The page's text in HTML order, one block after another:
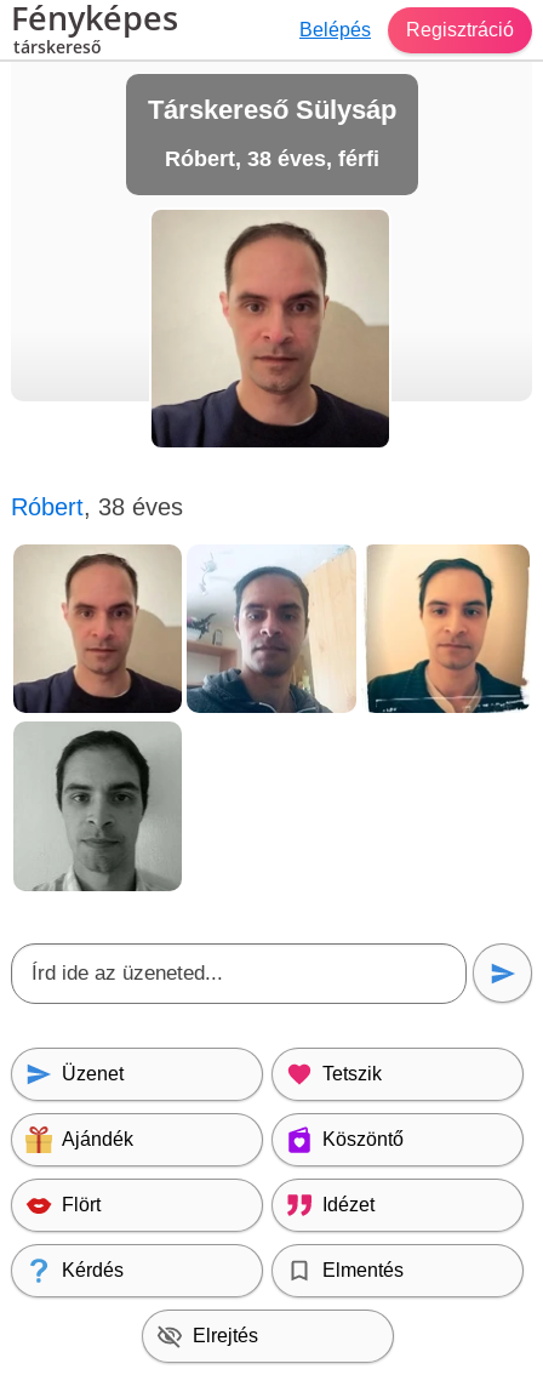
Fényképes
társkereső
Belépés Regisztráció
Társkereső Sülysáp
Róbert, 38 éves, férfi
Róbert, 38 éves
Üzenet Tetszik
Ajándék Köszöntő
Flört Idézet
Kérdés Elmentés
Elrejtés